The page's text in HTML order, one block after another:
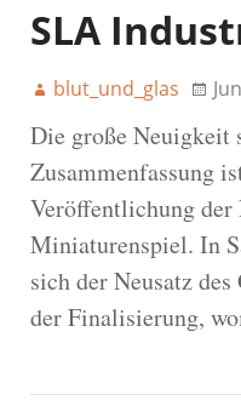
SLA
blut_und_glas
Die große Neuigkeit
Zusammenfassung
Veröffentlichung der
Miniaturenspiel. In
sich der Neusatz
der Finalisierung,